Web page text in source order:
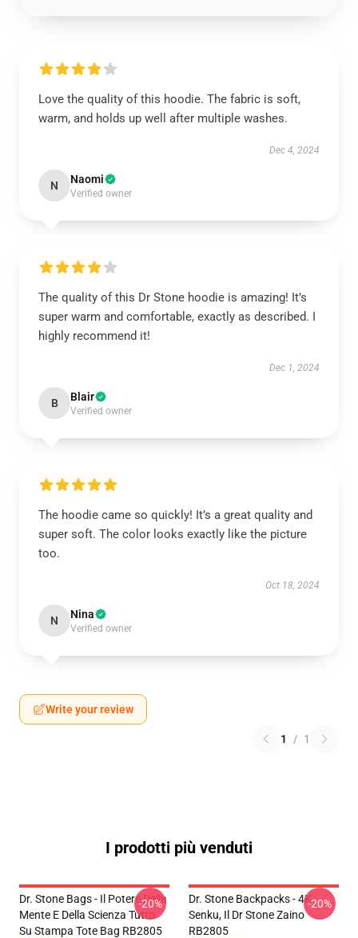
Love the quality of this hoodie. The fabric is soft,
warm, and holds up well after multiple washes.
Dec 4, 2024
N Naomi
Verified owner
The quality of this Dr Stone hoodie is amazing! It’s
super warm and comfortable, exactly as described. I
highly recommend it!
Dec 1, 2024
B Blair
Verified owner
The hoodie came so quickly! It’s a great quality and
super soft. The color looks exactly like the picture
too.
Oct 18, 2024
N Nina
Verified owner
Write your review
1 / 1
I prodotti più venduti
Dr. Stone Bags - Il Potere Della
Mente E Della Scienza Tutto
Su Stampa Tote Bag RB2805
-20%
Dr. Stone Backpacks - 4K
Senku, Il Dr Stone Zaino
RB2805
-20%